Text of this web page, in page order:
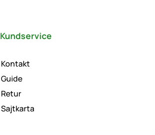
Kundservice
Kontakt
Guide
Retur
Sajtkarta